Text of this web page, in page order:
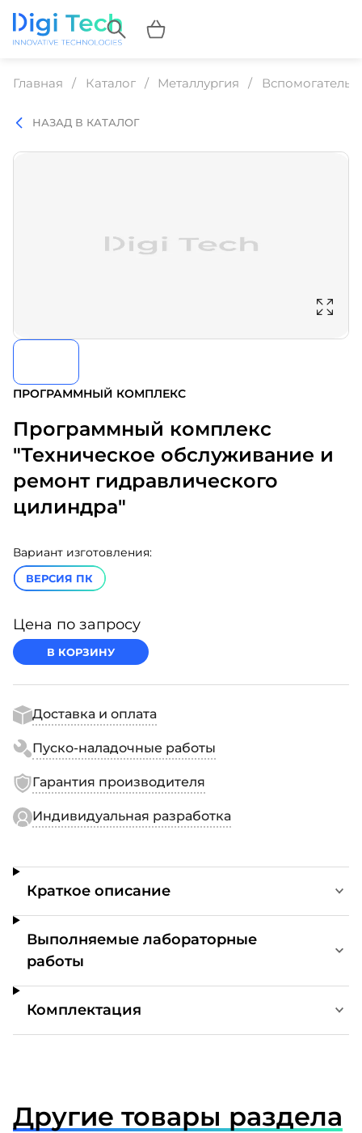
Главная Каталог Металлургия
НАЗАД В КАТАЛОГ
ПРОГРАММНЫЙ КОМПЛЕКС
Программный комплекс
"Техническое обслуживание и
ремонт гидравлического
цилиндра"
Вариант изготовления:
ВЕРСИЯ ПК
Цена по запросу
В КОРЗИНУ
Доставка и оплата
Пуско-наладочные работы
Гарантия производителя
Индивидуальная разработка
Краткое описание
Выполняемые лабораторные
работы
Комплектация
Другие товары раздела